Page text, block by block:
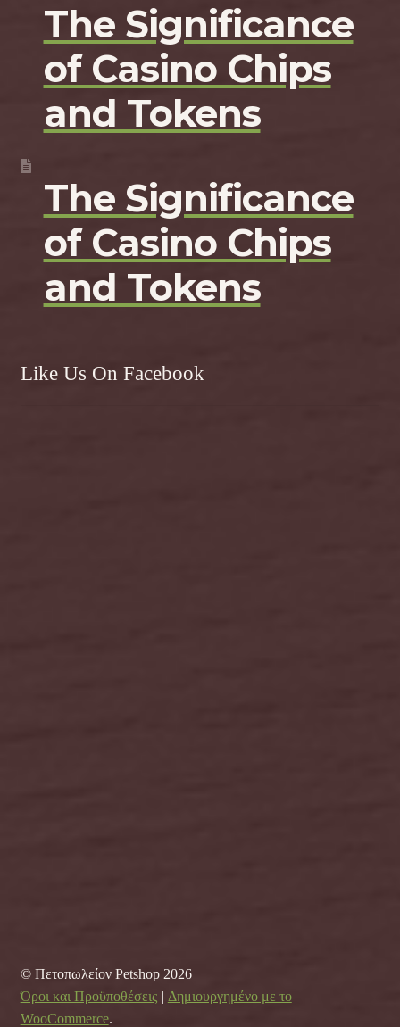
The Significance
of Casino Chips
and Tokens
The Significance
of Casino Chips
and Tokens
Like Us On Facebook
© Πετοπωλείον Petshop 2026
Όροι και Προϋποθέσεις
Δημιουργημένο με το
WooCommerce.